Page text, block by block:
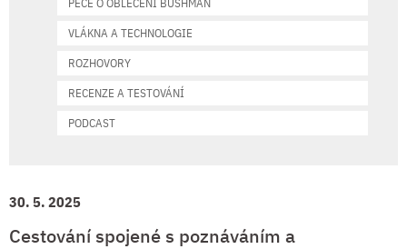
30. 5. 2025
Cestování spojené s poznáváním a
VLÁKNA A TECHNOLOGIE
ROZHOVORY
RECENZE A TESTOVÁNÍ
PODCAST